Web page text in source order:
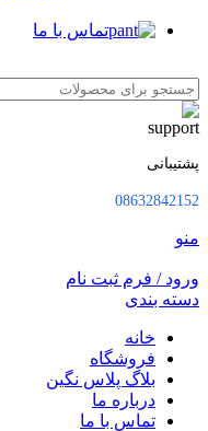
تماس با ما
پشتیبانی
08632842152
منو
ورود / فرم ثبت نام
دسته بندی
خانه
فروشگاه
بلاگ پلاس نگین
درباره ما
تماس با ما